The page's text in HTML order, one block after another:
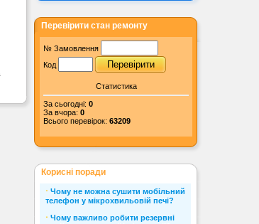
Перевірити стан ремонту
№ Замовлення
Код
Статистика
За сьогодні: 0
За вчора: 0
Всього перевірок: 63209
Корисні поради
⋅ Чому не можна сушити мобільний
телефон у мікрохвильовій печі?
⋅ Чому важливо робити резервні